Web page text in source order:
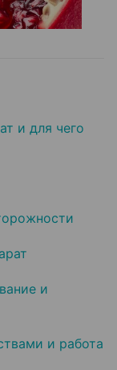
и для чего
и
и работа